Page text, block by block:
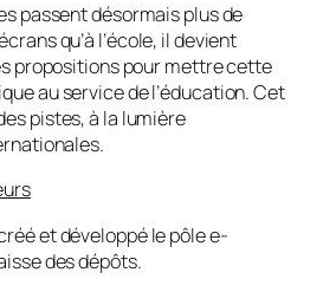
passent désormais plus de
qu’à l’école, il devient
propositions pour mettre cette
au service de l’éducation. Cet
pistes, à la lumière
et développé le pôle e-
des dépôts.